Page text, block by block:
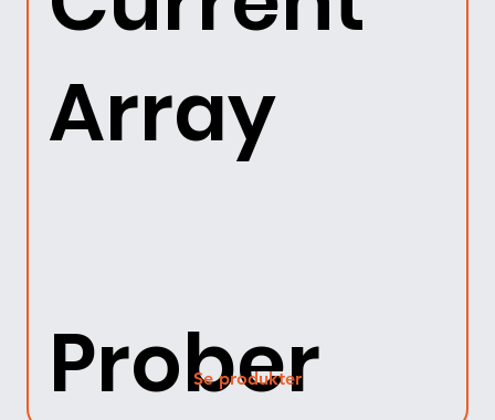
Array
Prober
Se produkter